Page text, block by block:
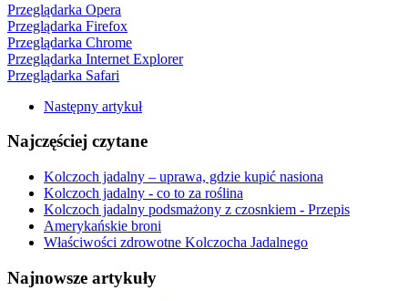
Przeglądarka Opera
Przeglądarka Firefox
Przeglądarka Chrome
Przeglądarka Internet Explorer
Przeglądarka Safari
Następny artykuł
Najczęściej czytane
Kolczoch jadalny – uprawa, gdzie kupić nasiona
Kolczoch jadalny - co to za roślina
Kolczoch jadalny podsmażony z czosnkiem - Przepis
Amerykańskie broni
Właściwości zdrowotne Kolczocha Jadalnego
Najnowsze artykuły